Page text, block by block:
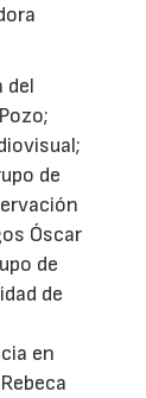
del
de
Óscar
de
de
en